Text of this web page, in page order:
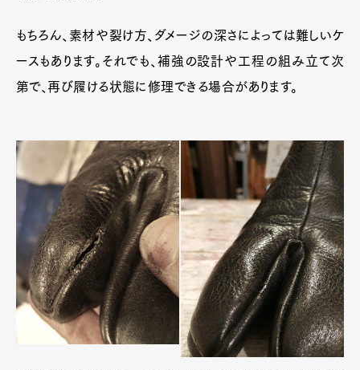
もちろん、素材や裂け方、ダメージの深さによっては難しいケ
ースもあります。それでも、補強の設計や工程の組み立て次
第で、再び履ける状態に修理できる場合があります。